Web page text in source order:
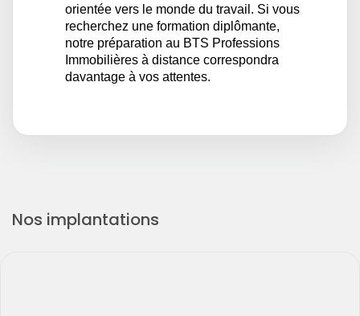
orientée vers le monde du travail. Si vous
recherchez une formation diplômante,
notre préparation au BTS Professions
Immobilières à distance correspondra
davantage à vos attentes.
Nos implantations